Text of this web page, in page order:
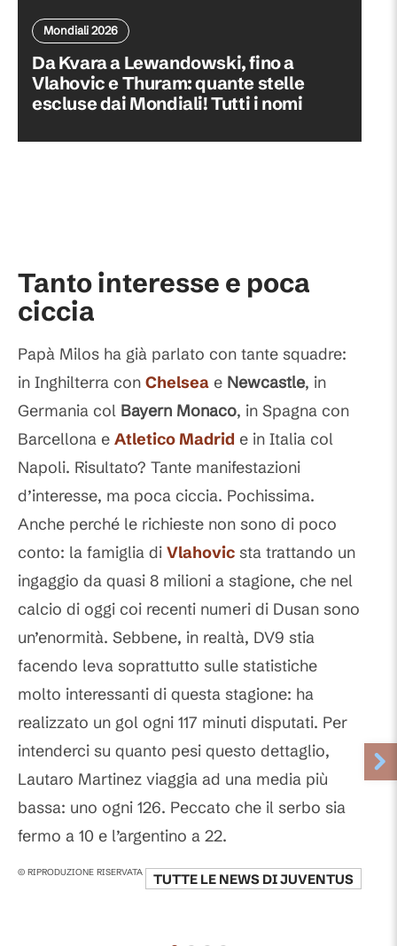
Mondiali 2026
Da Kvara a Lewandowski, fino a
Vlahovic e Thuram: quante stelle
escluse dai Mondiali! Tutti i nomi
Tanto interesse e poca
ciccia
Papà Milos ha già parlato con tante squadre:
in Inghilterra con Chelsea e Newcastle, in
Germania col Bayern Monaco, in Spagna con
Barcellona e Atletico Madrid e in Italia col
Napoli. Risultato? Tante manifestazioni
d’interesse, ma poca ciccia. Pochissima.
Anche perché le richieste non sono di poco
conto: la famiglia di Vlahovic sta trattando un
ingaggio da quasi 8 milioni a stagione, che nel
calcio di oggi coi recenti numeri di Dusan sono
un’enormità. Sebbene, in realtà, DV9 stia
facendo leva soprattutto sulle statistiche
molto interessanti di questa stagione: ha
realizzato un gol ogni 117 minuti disputati. Per
intenderci su quanto pesi questo dettaglio,
Lautaro Martinez viaggia ad una media più
bassa: uno ogni 126. Peccato che il serbo sia
fermo a 10 e l’argentino a 22.
© RIPRODUZIONE RISERVATA TUTTE LE NEWS DIJUVENTUS